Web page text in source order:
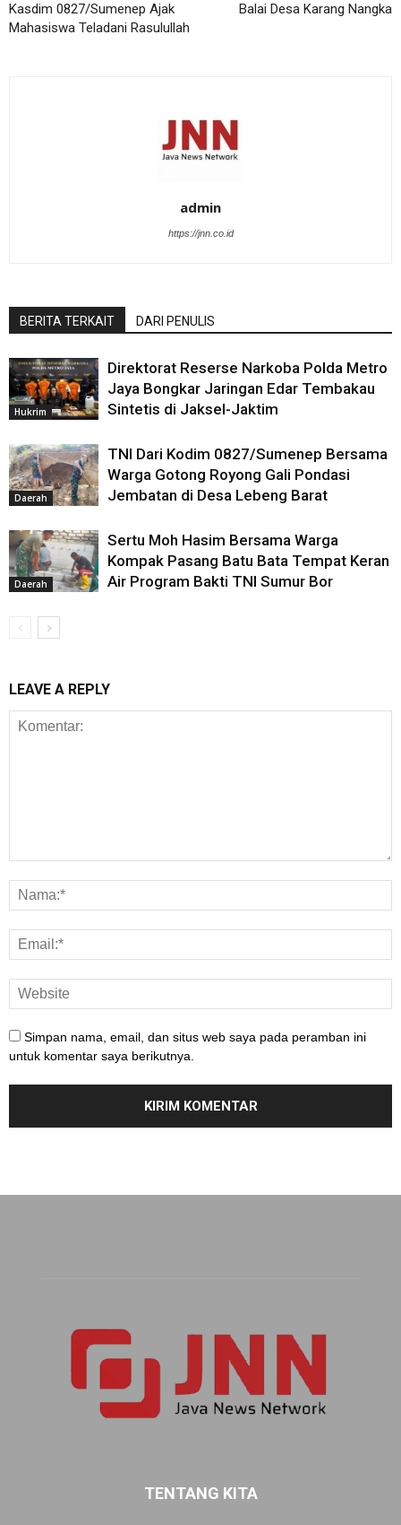
Kasdim 0827/Sumenep Ajak
Mahasiswa Teladani Rasulullah
Balai Desa Karang Nangka
admin
https://jnn.co.id
BERITA TERKAIT DARI PENULIS
Hukrim
Direktorat Reserse Narkoba Polda Metro
Jaya Bongkar Jaringan Edar Tembakau
Sintetis di Jaksel-Jaktim
Daerah
TNI Dari Kodim 0827/Sumenep Bersama
Warga Gotong Royong Gali Pondasi
Jembatan di Desa Lebeng Barat
Daerah
Sertu Moh Hasim Bersama Warga
Kompak Pasang Batu Bata Tempat Keran
Air Program Bakti TNI Sumur Bor
LEAVE A REPLY
Simpan nama, email, dan situs web saya pada peramban ini
untuk komentar saya berikutnya.
TENTANG KITA